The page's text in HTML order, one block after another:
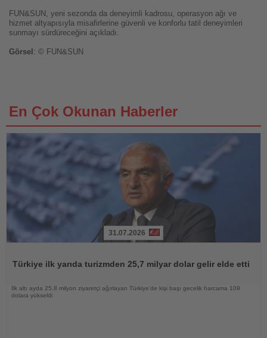
FUN&SUN, yeni sezonda da deneyimli kadrosu, operasyon ağı ve
hizmet altyapısıyla misafirlerine güvenli ve konforlu tatil deneyimleri
sunmayı sürdüreceğini açıkladı.
Görsel : © FUN&SUN
En Çok Okunan Haberler
31.07.2026
Türkiye ilk yarıda turizmden 25,7 milyar dolar gelir elde etti
İlk altı ayda 25,8 milyon ziyaretçi ağırlayan Türkiye’de kişi başı gecelik harcama 109
dolara yükseldi